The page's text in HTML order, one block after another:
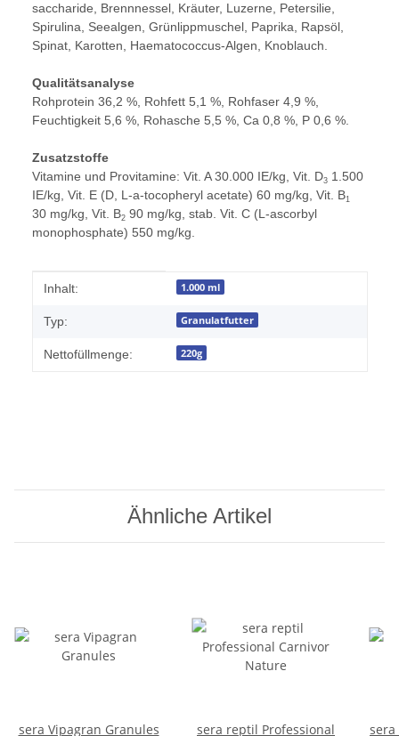
saccharide, Brenn­nessel, Kräuter, Luzerne, Petersilie,
Spirulina, Seealgen, Grün­lipp­muschel, Paprika, Rapsöl,
Spinat, Karotten, Haematococcus-Algen, Knoblauch.
Qualitätsanalyse
Rohprotein 36,2 %, Rohfett 5,1 %, Rohfaser 4,9 %,
Feuchtigkeit 5,6 %, Rohasche 5,5 %, Ca 0,8 %, P 0,6 %.
Zusatzstoffe
Vitamine und Provitamine: Vit. A 30.000 IE/kg, Vit. D3 1.500
IE/kg, Vit. E (D, L-a-tocopheryl acetate) 60 mg/kg, Vit. B1
30 mg/kg, Vit. B2 90 mg/kg, stab. Vit. C (L-ascorbyl
monophosphate) 550 mg/kg.
Produkteigenschaft
Wert
Inhalt: 1.000 ml
Typ: Granulatfutter
Nettofüllmenge: 220g
Ähnliche Artikel
sera Vipagran Granules
sera reptil Professional